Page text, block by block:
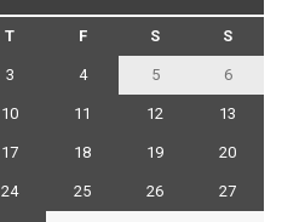
T F S S
3 4 5 6
10 11 12 13
17 18 19 20
24 25 26 27